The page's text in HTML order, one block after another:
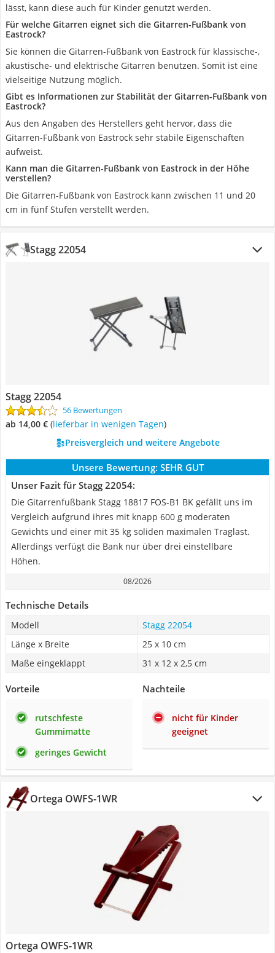
lässt, kann diese auch für Kinder genutzt werden.
Für welche Gitarren eignet sich die Gitarren-Fußbank von
Eastrock?
Sie können die Gitarren-Fußbank von Eastrock für klassische-,
akustische- und elektrische Gitarren benutzen. Somit ist eine
vielseitige Nutzung möglich.
Gibt es Informationen zur Stabilität der Gitarren-Fußbank von
Eastrock?
Aus den Angaben des Herstellers geht hervor, dass die
Gitarren-Fußbank von Eastrock sehr stabile Eigenschaften
aufweist.
Kann man die Gitarren-Fußbank von Eastrock in der Höhe
verstellen?
Die Gitarren-Fußbank von Eastrock kann zwischen 11 und 20
cm in fünf Stufen verstellt werden.
Stagg 22054
Stagg 22054
56 Bewertungen
ab 14,00 € ( Lieferbar in wenigen Tagen)
Preisvergleich und weitere Angebote
Unsere Bewertung: SEHR GUT
Unser Fazit für Stagg 22054:
Die Gitarrenfußbank Stagg 18817 FOS-B1 BK gefällt uns im
Vergleich aufgrund ihres mit knapp 600 g moderaten
Gewichts und einer mit 35 kg soliden maximalen Traglast.
Allerdings verfügt die Bank nur über drei einstellbare
Höhen.
08/2026
Technische Details
Modell
Stagg 22054
Länge x Breite
25 x 10 cm
Maße eingeklappt
31 x 12 x 2,5 cm
Vorteile
rutschfeste
Gummimatte
geringes Gewicht
Nachteile
nicht für Kinder
geeignet
Ortega OWFS-1WR
Ortega OWFS-1WR